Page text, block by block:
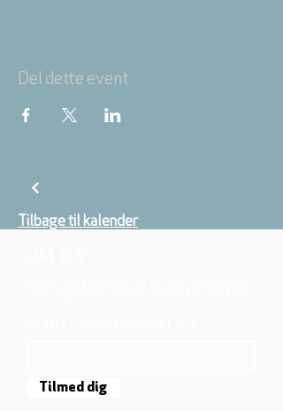
Del dette event
Tilbage til kalender
Tilmed dig